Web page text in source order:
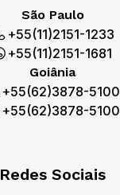
São Paulo
+55(11)2151-1233
+55(11)2151-1681
Goiânia
+55(62)3878-5100
+55(62)3878-5100
Redes Sociais